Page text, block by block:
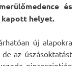
és
kapott helyet.
új alapokra
az úszásoktatást